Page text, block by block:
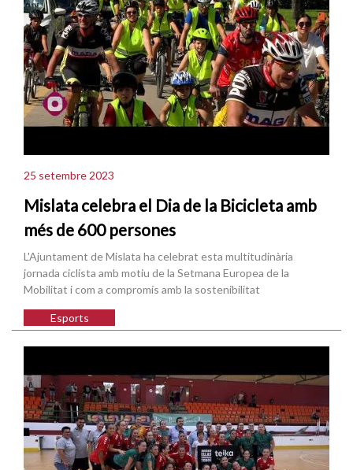
25 setembre 2023
Mislata celebra el Dia de la Bicicleta amb
més de 600 persones
L'Ajuntament de Mislata ha celebrat esta multitudinària
jornada ciclista amb motiu de la Setmana Europea de la
Mobilitat i com a compromís amb la sostenibilitat
Esports